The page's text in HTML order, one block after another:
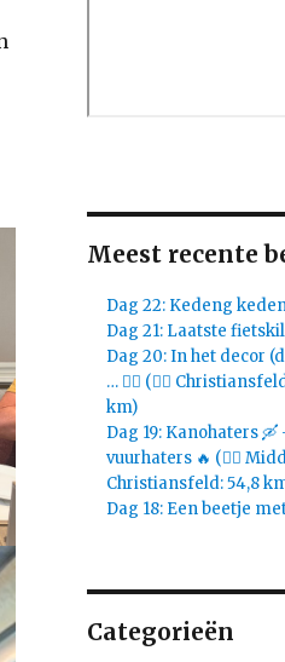
Meest recente
Dag 22: Kedeng
Dag 21: Laatste
Dag 20: In het decor
… 🚴‍♀️ (🚴‍♀️
km)
Dag 19: Kanohaters 🛶
vuurhaters 🔥 (🚴‍♀️
Christiansfeld: 54,8
Dag 18: Een beetje
Categorieën